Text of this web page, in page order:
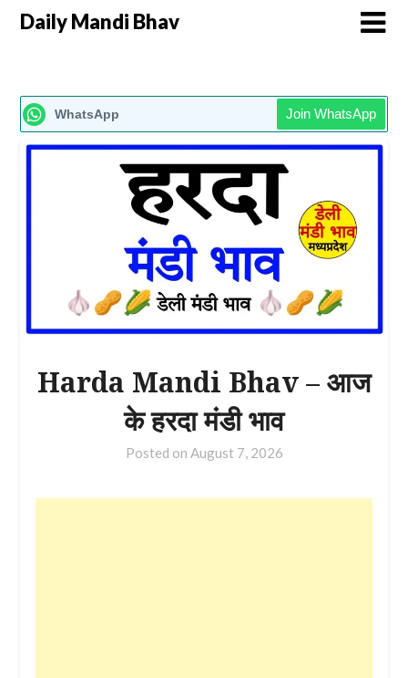
Daily Mandi Bhav
WhatsApp Join WhatsApp
Harda Mandi Bhav – आज
के हरदा मंडी भाव
Posted on August 7, 2026